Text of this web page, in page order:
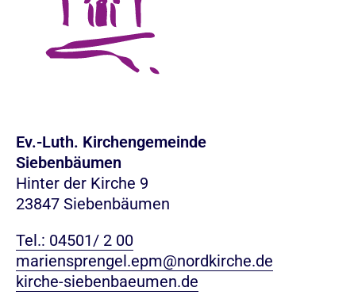
Ev.-Luth. Kirchengemeinde
Siebenbäumen
Hinter der Kirche 9
23847 Siebenbäumen
Tel.: 04501/ 2 00
mariensprengel.epm@nordkirche.de
kirche-siebenbaeumen.de